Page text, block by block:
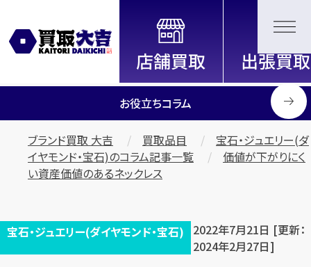
全国2200店舗以上展開中！
信頼と実績の買取専門店「買取大
吉」
お役立ちコラム
ブランド買取 大吉 買取品目
宝石・ジュエリー(ダ
イヤモンド・宝石)のコラム記事一覧
価値が下がりにく
い資産価値のあるネックレス
宝石・ジュエリー(ダイヤモンド・宝石)
2022年7月21日 [更新：
2024年2月27日]